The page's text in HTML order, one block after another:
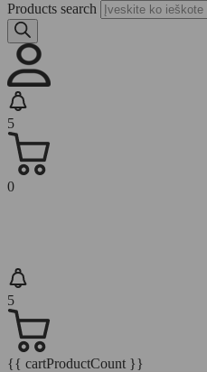
Products search
5
0
5
{{ cartProductCount }}